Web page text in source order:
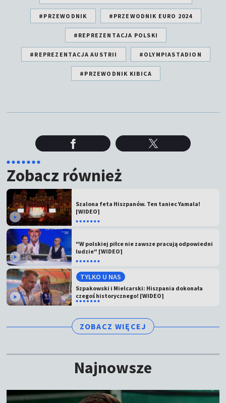
#PRZEWODNIK #PRZEWODNIK EURO 2024
#REPREZENTACJA POLSKI
#REPREZENTACJA AUSTRII #OLYMPIASTADION
#PRZEWODNIK KIBICA
Zobacz również
Szalona feta Hiszpanów. Ten taniec Yamala!
[WIDEO]
"W polskiej piłce nie zawsze pracują odpowiedni
ludzie" [WIDEO]
TYLKO U NAS
Szpakowski i Mielcarski: Hiszpania dokonała
czegoś historycznego! [WIDEO]
ZOBACZ WIĘCEJ
Najnowsze